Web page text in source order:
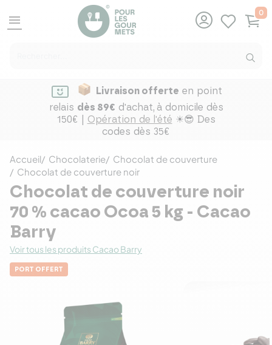
menu
0
Livraison offerte en point
relais dès 89€ d'achat, à domicile dès
150€ | Opération de l'été ☀😎 Des
codes dès 35€
Accueil Chocolaterie
Chocolat de couverture
Chocolat de couverture noir
Chocolat de couverture noir
70 % cacao Ocoa 5 kg - Cacao
Barry
Voir tous les produits Cacao Barry
PORT OFFERT